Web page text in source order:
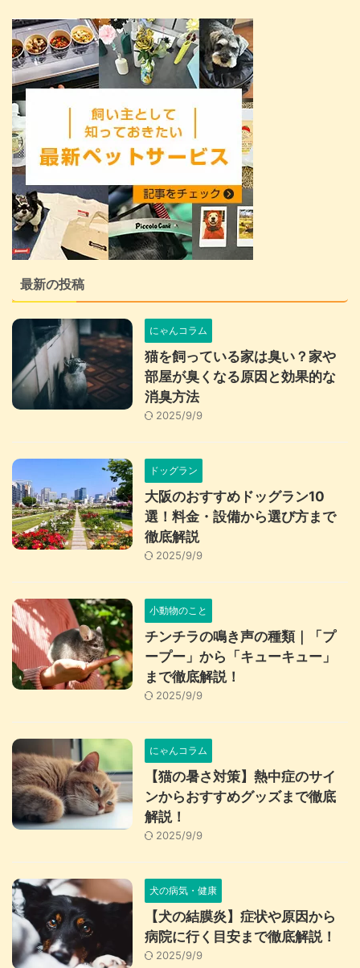
最新の投稿
にゃんコラム
猫を飼っている家は臭い？家や
部屋が臭くなる原因と効果的な
消臭方法
2025/9/9
ドッグラン
大阪のおすすめドッグラン10
選！料金・設備から選び方まで
徹底解説
2025/9/9
小動物のこと
チンチラの鳴き声の種類｜「プ
ープー」から「キューキュー」
まで徹底解説！
2025/9/9
にゃんコラム
【猫の暑さ対策】熱中症のサイ
ンからおすすめグッズまで徹底
解説！
2025/9/9
犬の病気・健康
【犬の結膜炎】症状や原因から
病院に行く目安まで徹底解説！
2025/9/9